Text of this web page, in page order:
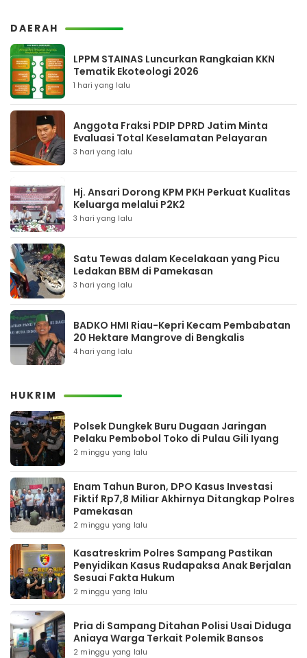
DAERAH
LPPM STAINAS Luncurkan Rangkaian KKN
Tematik Ekoteologi 2026
1 hari yang lalu
Anggota Fraksi PDIP DPRD Jatim Minta
Evaluasi Total Keselamatan Pelayaran
3 hari yang lalu
Hj. Ansari Dorong KPM PKH Perkuat Kualitas
Keluarga melalui P2K2
3 hari yang lalu
Satu Tewas dalam Kecelakaan yang Picu
Ledakan BBM di Pamekasan
3 hari yang lalu
BADKO HMI Riau-Kepri Kecam Pembabatan
20 Hektare Mangrove di Bengkalis
4 hari yang lalu
HUKRIM
Polsek Dungkek Buru Dugaan Jaringan
Pelaku Pembobol Toko di Pulau Gili Iyang
2 minggu yang lalu
Enam Tahun Buron, DPO Kasus Investasi
Fiktif Rp7,8 Miliar Akhirnya Ditangkap Polres
Pamekasan
2 minggu yang lalu
Kasatreskrim Polres Sampang Pastikan
Penyidikan Kasus Rudapaksa Anak Berjalan
Sesuai Fakta Hukum
2 minggu yang lalu
Pria di Sampang Ditahan Polisi Usai Diduga
Aniaya Warga Terkait Polemik Bansos
2 minggu yang lalu